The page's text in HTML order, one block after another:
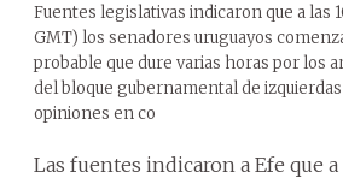
Fuentes legislativas indicaron que a las
GMT) los senadores uruguayos
probable que dure varias horas por los
del bloque gubernamental de
opiniones en co
Las fuentes indicaron a Efe que a